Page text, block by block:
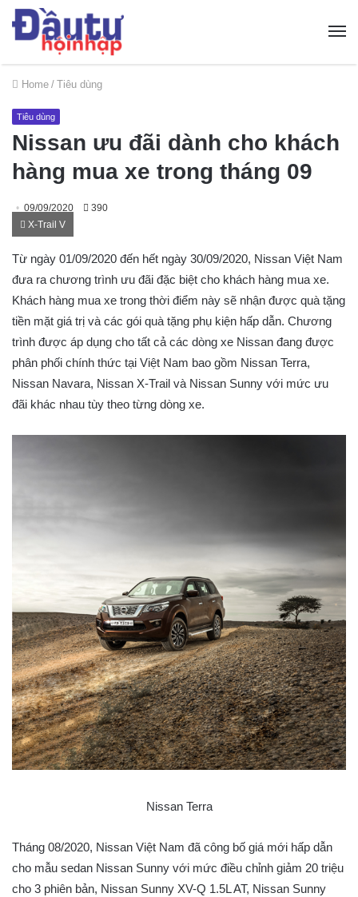
Home / Tiêu dùng
Tiêu dùng
Nissan ưu đãi dành cho khách
hàng mua xe trong tháng 09
09/09/2020 390
X-Trail V
Từ ngày 01/09/2020 đến hết ngày 30/09/2020, Nissan Việt Nam
đưa ra chương trình ưu đãi đặc biệt cho khách hàng mua xe.
Khách hàng mua xe trong thời điểm này sẽ nhận được quà tặng
tiền mặt giá trị và các gói quà tặng phụ kiện hấp dẫn. Chương
trình được áp dụng cho tất cả các dòng xe Nissan đang được
phân phối chính thức tại Việt Nam bao gồm Nissan Terra,
Nissan Navara, Nissan X-Trail và Nissan Sunny với mức ưu
đãi khác nhau tùy theo từng dòng xe.
Nissan Terra
Tháng 08/2020, Nissan Việt Nam đã công bố giá mới hấp dẫn
cho mẫu sedan Nissan Sunny với mức điều chỉnh giảm 20 triệu
cho 3 phiên bản, Nissan Sunny XV-Q 1.5L AT, Nissan Sunny